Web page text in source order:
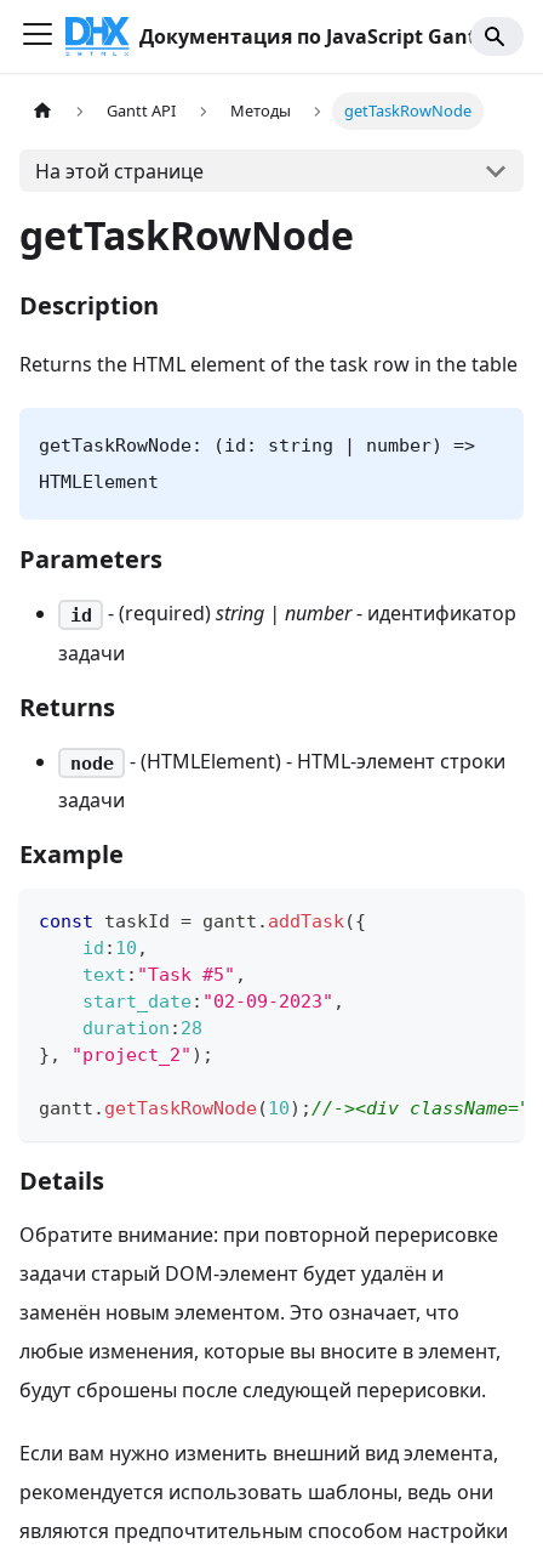
Документация по JavaScript Gantt
Gantt API Методы getTaskRowNode
На этой странице
getTaskRowNode
Description
Returns the HTML element of the task row in the table
getTaskRowNode: (id: string | number) =>
HTMLElement
Parameters
id - (required)string | number- идентификатор
задачи
Returns
node
- (HTMLElement) - HTML-элемент строки
задачи
Example
const taskId = gantt . addTask({
id : 10 ,
text : "Task #5" ,
start_date: "02-09-2023" ,
duration : 28
} , "project_2" ) ;
gantt . getTaskRowNode(10) ;//-><div
Details
Обратите внимание: при повторной перерисовке
задачи старый DOM-элемент будет удалён и
заменён новым элементом. Это означает, что
любые изменения, которые вы вносите в элемент,
будут сброшены после следующей перерисовки.
Если вам нужно изменить внешний вид элемента,
рекомендуется использовать шаблоны, ведь они
являются предпочтительным способом настройки